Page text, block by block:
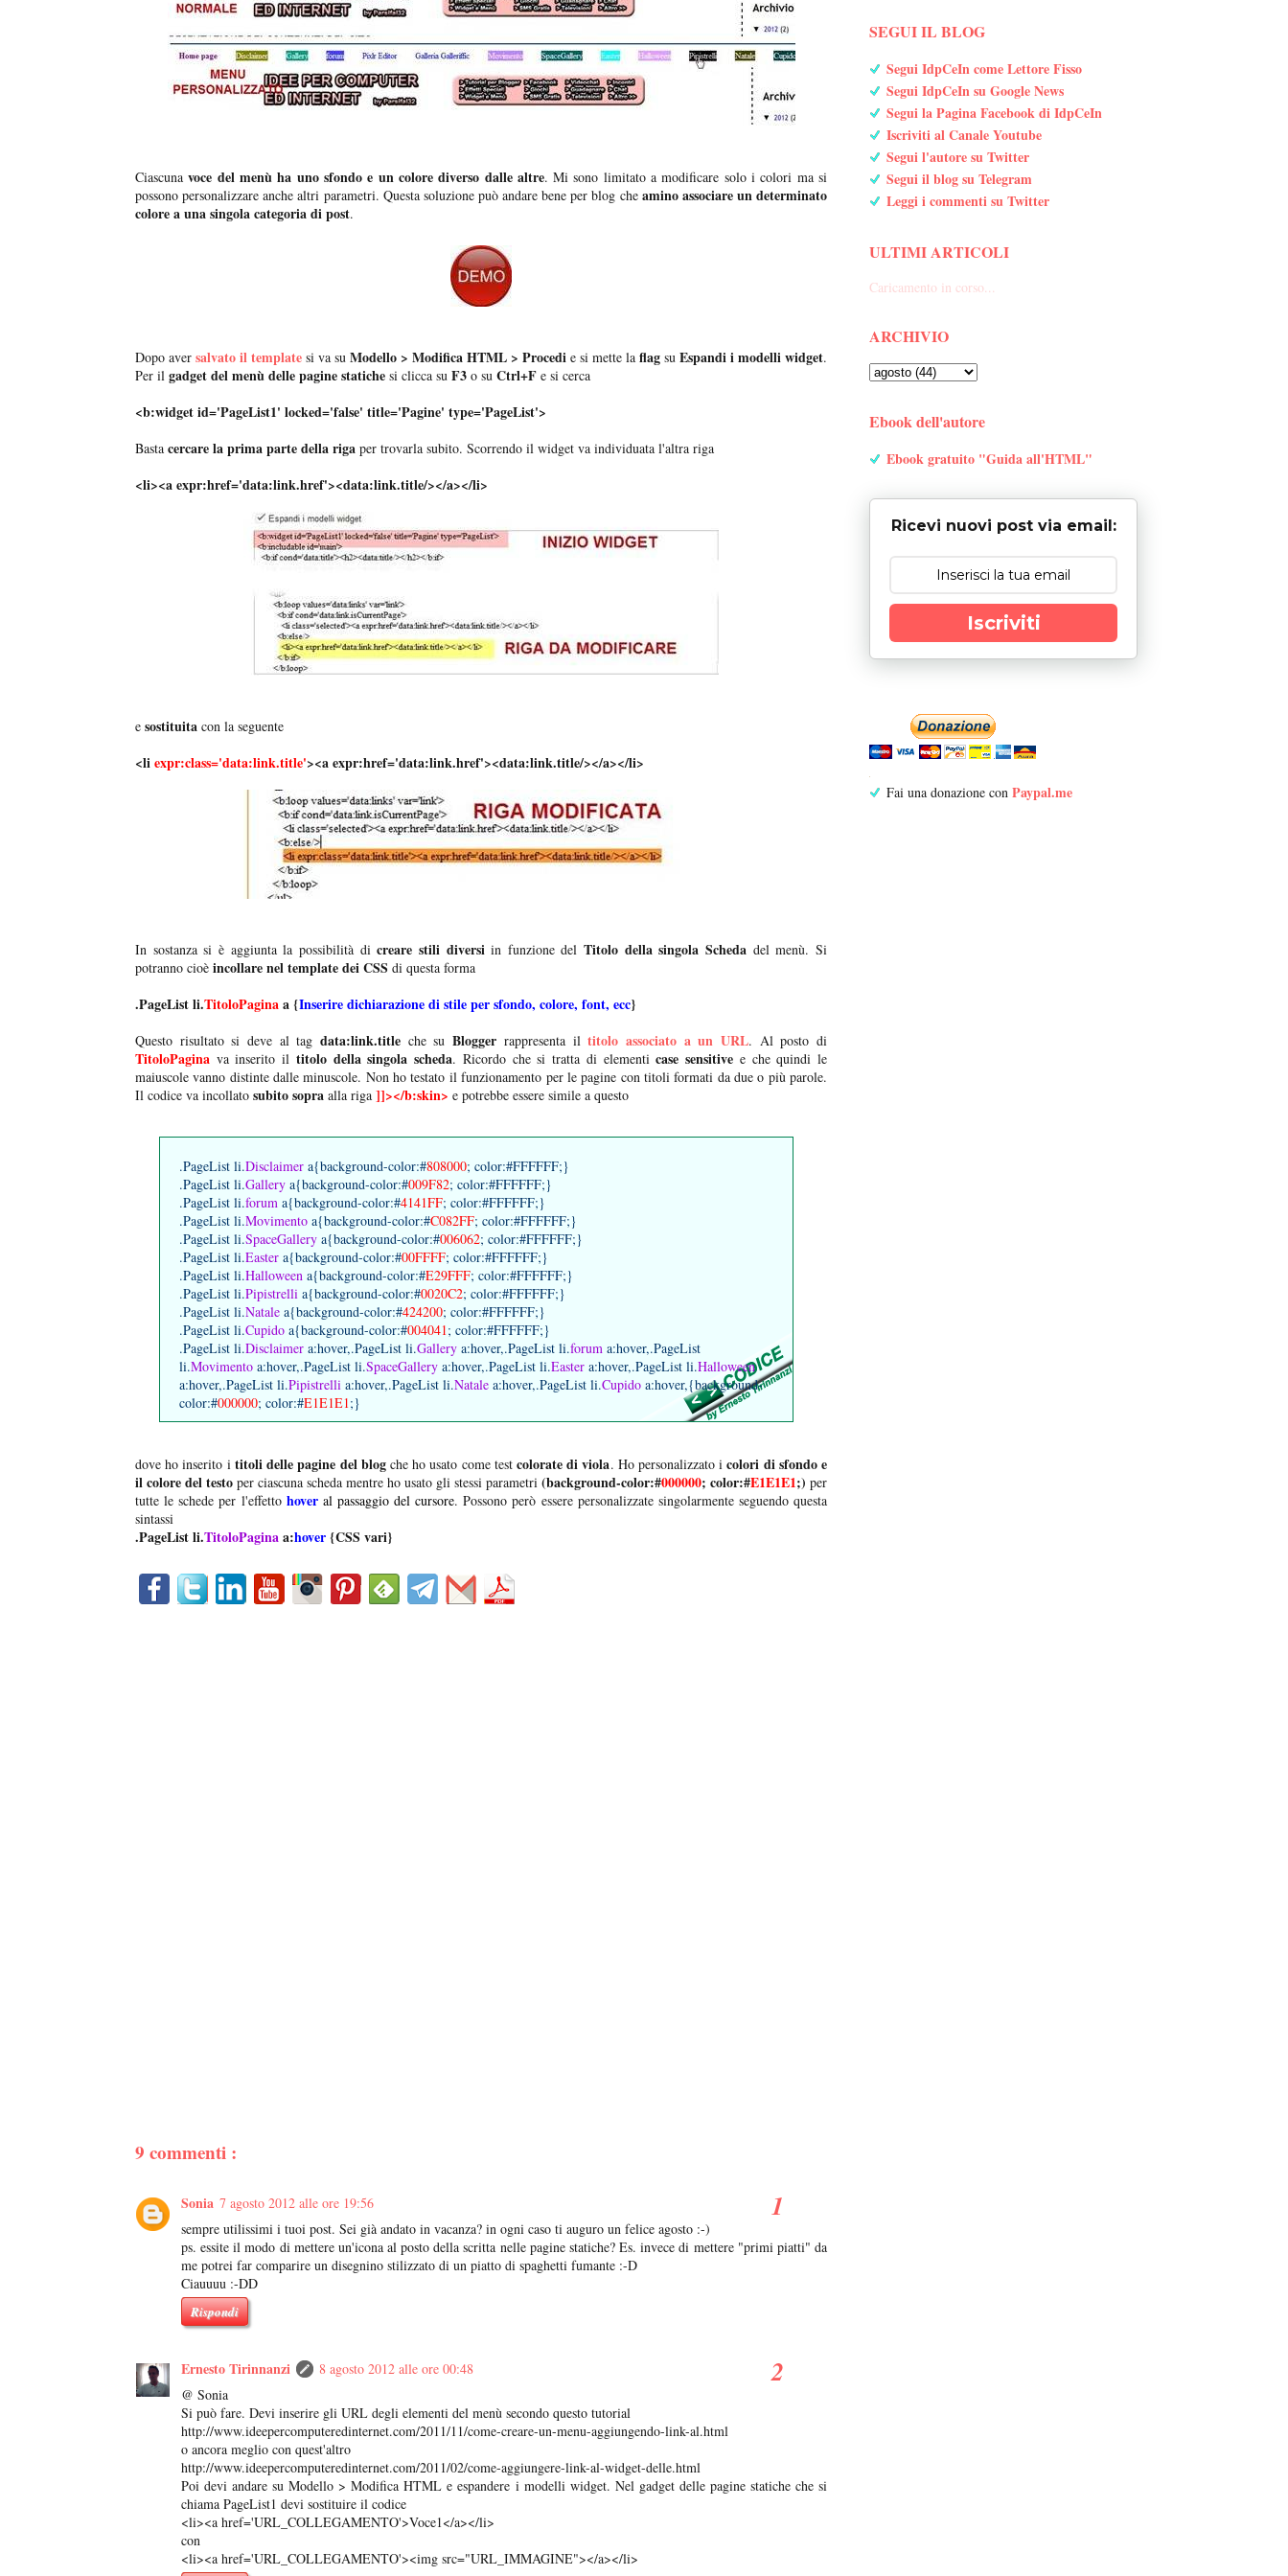
Ciascunavoce del menù ha uno sfondo e un colore diverso dalle altre. Mi sono limitato a modificare solo i colori ma si
possono personalizzare anche altri parametri. Questa soluzione può andare bene per blog che amino associare un determinato
colore a una singola categoria di post.
Dopo aver salvato il template si va su Modello > Modifica HTML > Procedi e si mette la flag su Espandi i modelli widget.
Per il gadget del menù delle pagine statiche si clicca su F3 o su Ctrl+F e si cerca
<b:widget id='PageList1' locked='false' title='Pagine' type='PageList'>
Basta cercare la prima parte della riga per trovarla subito. Scorrendo il widget va individuata l'altra riga
<li><a expr:href='data:link.href'><data:link.title/></a></li>
e sostituita con la seguente
<liexpr:class='data:link.title'><a expr:href='data:link.href'><data:link.title/></a></li>
In sostanza si è aggiunta la possibilità dicreare stili diversiin funzione delTitolo della singola Scheda del menù. Si
potranno cioè incollare nel template dei CSS di questa forma
.PageList li.TitoloPaginaa {Inserire dichiarazione di stile per sfondo, colore, font, ecc}
Questo risultato si deve al tagdata:link.title che su Blogger rappresenta iltitolo associato a un URL. Al posto di
TitoloPagina va inserito il titolo della singola scheda. Ricordo che si tratta di elementicase sensitive e che quindi le
maiuscole vanno distinte dalle minuscole. Non ho testato il funzionamento per le pagine con titoli formati da due o più parole.
Il codice va incollato subito sopra alla riga ]]></b:skin> e potrebbe essere simile a questo
.PageList li.Disclaimer a{background-color:#808000; color:#FFFFFF;}
.PageList li.Gallery a{background-color:#009F82; color:#FFFFFF;}
.PageList li.forum a{background-color:#4141FF; color:#FFFFFF;}
.PageList li.Movimento a{background-color:#C082FF; color:#FFFFFF;}
.PageList li.SpaceGallery a{background-color:#006062; color:#FFFFFF;}
.PageList li.Easter a{background-color:#00FFFF; color:#FFFFFF;}
.PageList li.Halloween a{background-color:#E29FFF; color:#FFFFFF;}
.PageList li.Pipistrelli a{background-color:#0020C2; color:#FFFFFF;}
.PageList li.Natale a{background-color:#424200; color:#FFFFFF;}
.PageList li.Cupido a{background-color:#004041; color:#FFFFFF;}
.PageList li.Disclaimer a:hover,.PageList li.Gallery a:hover,.PageList li.forum a:hover,.PageList
li.Movimento a:hover,.PageList li.SpaceGallery a:hover,.PageList li.Easter a:hover,.PageList li.Halloween
a:hover,.PageList li.Pipistrelli a:hover,.PageList li.Natale a:hover,.PageList li.Cupido a:hover,{background-
color:#000000; color:#E1E1E1;}
dove ho inserito i titoli delle pagine del blogche ho usato come testcolorate di viola. Ho personalizzato icolori di sfondo e
il colore del testo per ciascuna scheda mentre ho usato gli stessi parametri (background-color:#000000; color:#E1E1E1;) per
tutte le schede per l'effetto hover al passaggio del cursore. Possono però essere personalizzate singolarmente seguendo questa
sintassi
.PageList li.TitoloPaginaa:hover {CSS vari}
9 commenti :
Sonia 7 agosto 2012 alle ore 19:56
sempre utilissimi i tuoi post. Sei già andato in vacanza? in ogni caso ti auguro un felice agosto :-)
ps. essite il modo di mettere un'icona al posto della scritta nelle pagine statiche? Es. invece di mettere "primi piatti" da
me potrei far comparire un disegnino stilizzato di un piatto di spaghetti fumante :-D
Ciauuuu :-DD
Rispondi
Ernesto Tirinnanzi
8 agosto 2012 alle ore 00:48
@ Sonia
Si può fare. Devi inserire gli URL degli elementi del menù secondo questo tutorial
http://www.ideepercomputeredinternet.com/2011/11/come-creare-un-menu-aggiungendo-link-al.html
o ancora meglio con quest'altro
http://www.ideepercomputeredinternet.com/2011/02/come-aggiungere-link-al-widget-delle.html
Poi devi andare su Modello > Modifica HTML e espandere i modelli widget. Nel gadget delle pagine statiche che si
chiama PageList1 devi sostituire il codice
<li><a href='URL_COLLEGAMENTO'>Voce1</a></li>
con
<li><a href='URL_COLLEGAMENTO'><img src="URL_IMMAGINE"></a></li>
SEGUI IL BLOG
Segui IdpCeIn come Lettore Fisso
Segui IdpCeIn su Google News
Segui la Pagina Facebook di IdpCeIn
Iscriviti al Canale Youtube
Segui l'autore su Twitter
Segui il blog su Telegram
Leggi i commenti su Twitter
ULTIMI ARTICOLI
Caricamento in corso...
ARCHIVIO
Ebook dell'autore
Ebook gratuito "Guida all'HTML"
Ricevi nuovi post via email:
Iscriviti
Fai una donazione con Paypal.me